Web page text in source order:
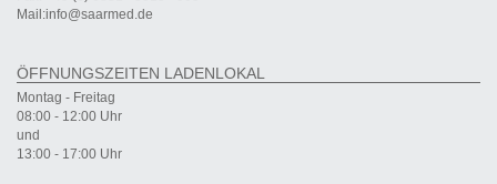
Mail:info@saarmed.de
ÖFFNUNGSZEITEN LADENLOKAL
Montag - Freitag
08:00 - 12:00 Uhr
und
13:00 - 17:00 Uhr